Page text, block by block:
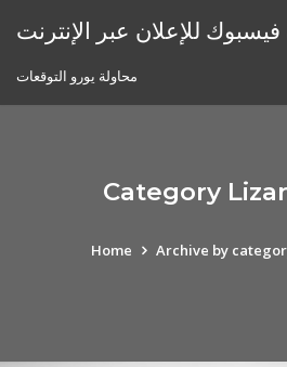
للإعلان عبر الإنترنت
محاولة يورو التوقعات
Category
Home Archive by